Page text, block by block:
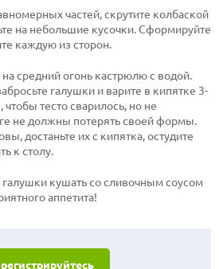
частей, скрутите колбаской
на небольшие кусочки. Сформируйте
каждую из сторон.
средний огонь кастрюлю с водой.
галушки и варите в кипятке 3-
тесто сварилось, но не
не должны потерять своей формы.
достаньте их с кипятка, остудите
к столу.
кушать со сливочным соусом
аппетита!